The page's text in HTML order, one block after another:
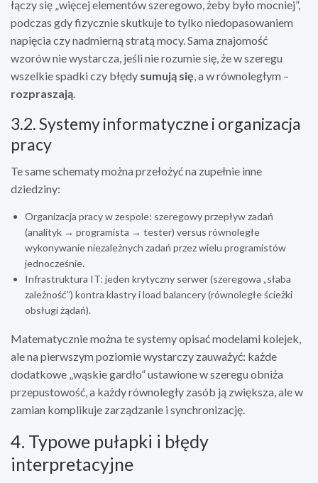
łączy się „więcej elementów szeregowo, żeby było mocniej”,
podczas gdy fizycznie skutkuje to tylko niedopasowaniem
napięcia czy nadmierną stratą mocy. Sama znajomość
wzorów nie wystarcza, jeśli nie rozumie się, że w szeregu
wszelkie spadki czy błędy sumują się , a w równoległym –
rozpraszają
3.2. Systemy informatyczne i organizacja
pracy
Te same schematy można przełożyć na zupełnie inne
dziedziny:
Organizacja pracy w zespole: szeregowy przepływ zadań
(analityk → programista → tester) versus równoległe
wykonywanie niezależnych zadań przez wielu programistów
jednocześnie.
Infrastruktura IT: jeden krytyczny serwer (szeregowa „słaba
zależność”) kontra klastry i load balancery (równoległe ścieżki
obsługi żądań).
Matematycznie można te systemy opisać modelami kolejek,
ale na pierwszym poziomie wystarczy zauważyć: każde
dodatkowe „wąskie gardło” ustawione w szeregu obniża
przepustowość, a każdy równoległy zasób ją zwiększa, ale w
zamian komplikuje zarządzanie i synchronizację.
4. Typowe pułapki i błędy
interpretacyjne